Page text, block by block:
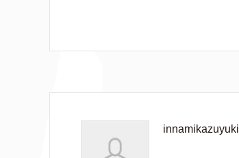
innamikazuyuki